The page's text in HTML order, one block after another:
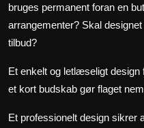
bruges permanent foran en
arrangementer? Skal
tilbud?
Et enkelt og letlæseligt design
et kort budskab gør flaget
Et professionelt design sikrer